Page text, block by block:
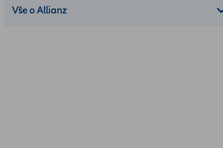
Vše o Allianz